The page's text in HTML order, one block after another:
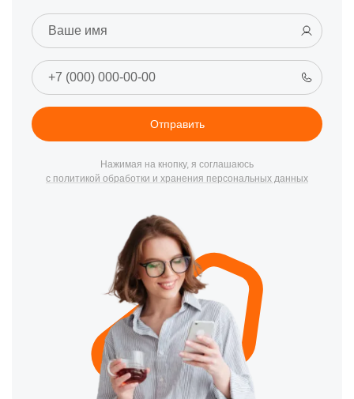
или быстро разряжается, это может быть следствием
прохладных местах и не заряжайте их слишком долго.
Калибровка необходима:
Периодически калибруйте
дрон, чтобы он точно определял свое положение в
воздухе.
Как заказать услуги по ремонту?
Если ваш квадрокоптер Xiaomi нуждается в ремонте, не
откладывайте это на потом. Свяжитесь с нами по телефону +7
Степана Разина, 19. Наши специалисты готовы помочь вам
быстро и профессионально восстановить вашего дрона.
Почему выбирают наш сервисный центр?
Мы гордимся предоставлением следующих преимуществ:
Опытные специалисты:Наши мастера имеют богатый
опыт ремонта квадрокоптеров Xiaomi.
Быстрый ремонт:Мы понимаем, как важен ваш дрон,
поэтому стремимся к оперативности в ремонте.
Использование оригинальных запчастей:
используем только оригинальные или
Отправить
Нажимая на кнопку, я соглашаюсь
с политикой обработки и хранения персональных данных